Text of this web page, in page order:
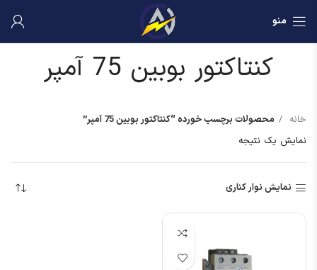
منو
کنتاکتور بوبین 75 آمپر
خانه
محصولات برچسب خورده “کنتاکتور بوبین 75 آمپر”
نمایش یک نتیجه
نمایش نوار کناری